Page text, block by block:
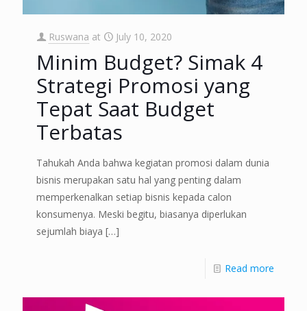
Ruswana at July 10, 2020
Minim Budget? Simak 4
Strategi Promosi yang
Tepat Saat Budget
Terbatas
Tahukah Anda bahwa kegiatan promosi dalam dunia
bisnis merupakan satu hal yang penting dalam
memperkenalkan setiap bisnis kepada calon
konsumenya. Meski begitu, biasanya diperlukan
sejumlah biaya […]
Read more